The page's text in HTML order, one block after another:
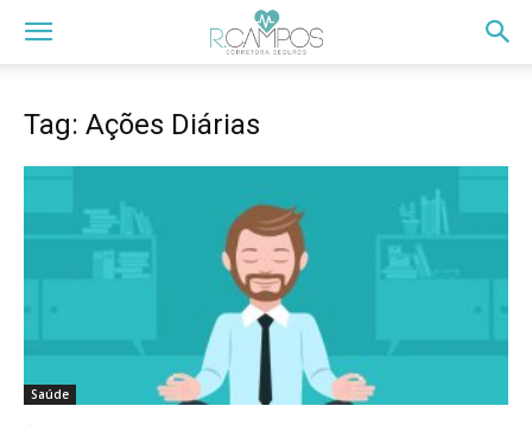
Tag: Ações Diárias
Saúde